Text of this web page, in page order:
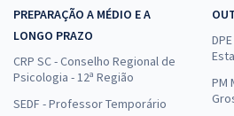
PREPARAÇÃO A MÉDIO E A
LONGO PRAZO
CRP SC - Conselho Regional de
Psicologia - 12ª Região
SEDF - Professor Temporário
PM